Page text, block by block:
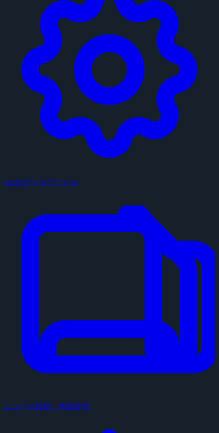
configデータファイル
ニュース投稿・情報提供